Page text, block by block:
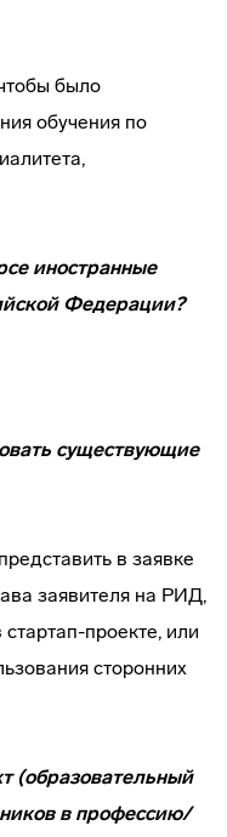
было
обучения по
иностранные
Федерации?
существующие
в заявке
заявителя на РИД,
проекте, или
сторонних
(образовательный
в профессию/